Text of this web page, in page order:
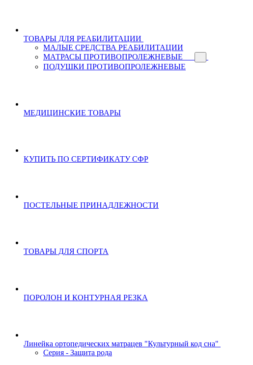
ТОВАРЫ ДЛЯ РЕАБИЛИТАЦИИ
МАЛЫЕ СРЕДСТВА РЕАБИЛИТАЦИИ
МАТРАСЫ ПРОТИВОПРОЛЕЖНЕВЫЕ
ПОДУШКИ ПРОТИВОПРОЛЕЖНЕВЫЕ
МЕДИЦИНСКИЕ ТОВАРЫ
КУПИТЬ ПО СЕРТИФИКАТУ СФР
ПОСТЕЛЬНЫЕ ПРИНАДЛЕЖНОСТИ
ТОВАРЫ ДЛЯ СПОРТА
ПОРОЛОН И КОНТУРНАЯ РЕЗКА
Линейка ортопедических матрацев "Культурный код сна"
Серия - Защита рода